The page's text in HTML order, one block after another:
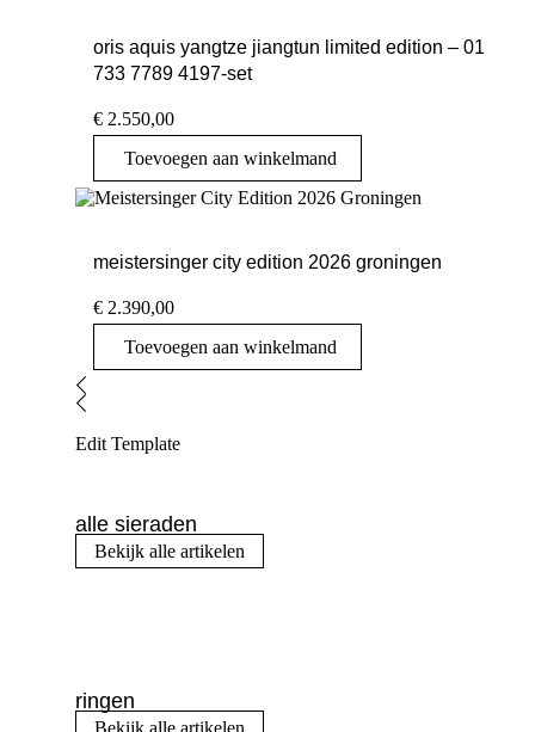
oris aquis yangtze jiangtun limited edition – 01
733 7789 4197-set
€ 2.550,00
Toevoegen aan winkelmand
meistersinger city edition 2026 groningen
€ 2.390,00
Toevoegen aan winkelmand
Edit Template
alle sieraden
Bekijk alle artikelen
ringen